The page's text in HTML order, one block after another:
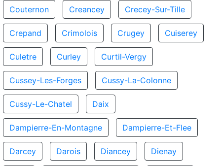
Couternon Creancey Crecey-Sur-Tille
Crepand Crimolois Crugey Cuiserey
Culetre Curley Curtil-Vergy
Cussey-Les-Forges Cussy-La-Colonne
Cussy-Le-Chatel Daix
Dampierre-En-Montagne Dampierre-Et-Flee
Darcey Darois Diancey Dienay